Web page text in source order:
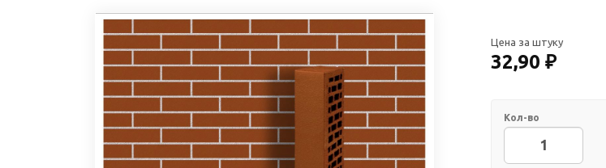
Цена за штуку
32,90 ₽
Кол-во